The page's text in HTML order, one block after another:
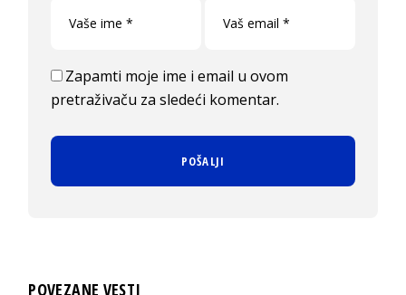
Zapamti moje ime i email u ovom
pretraživaču za sledeći komentar.
POVEZANE VESTI